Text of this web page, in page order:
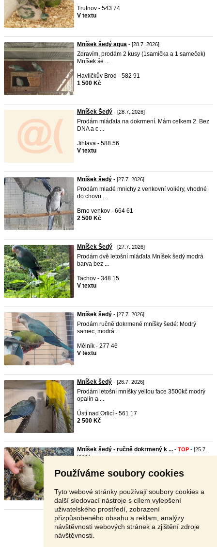
Používáme soubory cookies
Tyto webové stránky používají soubory cookies a
další sledovací nástroje s cílem vylepšení
uživatelského prostředí, zobrazení
přizpůsobeného obsahu a reklam, analýzy
návštěvnosti webových stránek a zjištění zdroje
návštěvnosti.
Trutnov - 543 74
V textu
Mníšek šedý aqua - [28.7. 2026]
Zdravím, prodám 2 kusy (1samička a 1 sameček)
Mníšek še ...
Havlíčkův Brod - 582 91
1 500 Kč
Mníšek Šedý - [28.7. 2026]
Prodám mláďata na dokrmení. Mám celkem 2. Bez
DNA a c ...
Jihlava - 588 56
V textu
Mníšek šedý - [27.7. 2026]
Prodám mladé mnichy z venkovní voliéry, vhodné
do chovu ...
Brno venkov - 664 61
2 500 Kč
Mníšek Šedý - [27.7. 2026]
Prodám dvě letošní mláďata Mníšek šedý modrá
barva bez ...
Tachov - 348 15
V textu
Mníšek šedý - [27.7. 2026]
Prodám ručně dokrmené mníšky šedé: Modrý
samec, modrá ...
Mělník - 277 46
V textu
Mníšek šedý - [26.7. 2026]
Prodám letošní mníšky yellou face 3500kč modrý
opalín a ...
Ústí nad Orlicí - 561 17
2 500 Kč
Mníšek šedý - ručně dokrmený k ... - TOP - [25.7.
2026]
šedého, v mutací ...
Praha 6 - 163 00
2 999 Kč
Stránka: 1 2 3 Další